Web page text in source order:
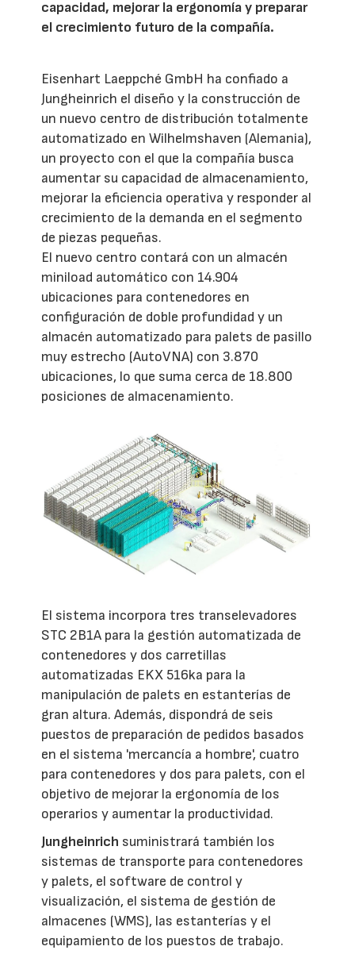
capacidad, mejorar la ergonomía y preparar
el crecimiento futuro de la compañía.
Eisenhart Laeppché GmbH ha confiado a
Jungheinrich el diseño y la construcción de
un nuevo centro de distribución totalmente
automatizado en Wilhelmshaven (Alemania),
un proyecto con el que la compañía busca
aumentar su capacidad de almacenamiento,
mejorar la eficiencia operativa y responder al
crecimiento de la demanda en el segmento
de piezas pequeñas.
El nuevo centro contará con un almacén
miniload automático con 14.904
ubicaciones para contenedores en
configuración de doble profundidad y un
almacén automatizado para palets de pasillo
muy estrecho (AutoVNA) con 3.870
ubicaciones, lo que suma cerca de 18.800
posiciones de almacenamiento.
El sistema incorpora tres transelevadores
STC 2B1A para la gestión automatizada de
contenedores y dos carretillas
automatizadas EKX 516ka para la
manipulación de palets en estanterías de
gran altura. Además, dispondrá de seis
puestos de preparación de pedidos basados
en el sistema 'mercancía a hombre', cuatro
para contenedores y dos para palets, con el
objetivo de mejorar la ergonomía de los
operarios y aumentar la productividad.
Jungheinrich suministrará también los
sistemas de transporte para contenedores
y palets, el software de control y
visualización, el sistema de gestión de
almacenes (WMS), las estanterías y el
equipamiento de los puestos de trabajo.